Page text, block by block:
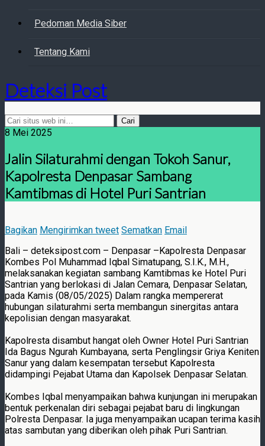
Pedoman Media Siber
Tentang Kami
Deteksi Post
8 Mei 2025
Jalin Silaturahmi dengan Tokoh Sanur,
Kapolresta Denpasar Sambang
Kamtibmas di Hotel Puri Santrian
Bagikan Mengirimkan tweet Sematkan Email
Bali – deteksipost.com – Denpasar –Kapolresta Denpasar
Kombes Pol Muhammad Iqbal Simatupang, S.I.K., M.H.,
melaksanakan kegiatan sambang Kamtibmas ke Hotel Puri
Santrian yang berlokasi di Jalan Cemara, Denpasar Selatan,
pada Kamis (08/05/2025) Dalam rangka mempererat
hubungan silaturahmi serta membangun sinergitas antara
kepolisian dengan masyarakat.
Kapolresta disambut hangat oleh Owner Hotel Puri Santrian
Ida Bagus Ngurah Kumbayana, serta Penglingsir Griya Keniten
Sanur yang dalam kesempatan tersebut Kapolresta
didampingi Pejabat Utama dan Kapolsek Denpasar Selatan.
Kombes Iqbal menyampaikan bahwa kunjungan ini merupakan
bentuk perkenalan diri sebagai pejabat baru di lingkungan
Polresta Denpasar. Ia juga menyampaikan ucapan terima kasih
atas sambutan yang diberikan oleh pihak Puri Santrian.